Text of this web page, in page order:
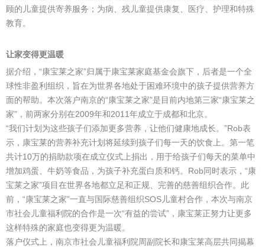
顾的儿童提供寄养服务；为病、残儿童提供康复、医疗、护理和特殊
教育。
让家变得更温暖
据介绍，“康宝莱之家”归属于康宝莱家庭基金会旗下，后者是一个全
球性非盈利组织，旨在为世界各地处于困难环境中的孩子提供营养方
面的帮助。本次落户南京的“康宝莱之家”是目前内地第三家“康宝莱之
家”，前两家分别在2009年和2011年成立于成都和北京。
“我们计划为这些孩子们添加更多营养，让他们健康地成长。”Rob表
示，康宝莱的营养补充计划将延续到孩子们每一天的饮食上。第一笔
共计10万的捐助款项在成立仪式上捐出，用于给孩子们每天的菜单中
增加鸡蛋、牛奶等食品，为孩子补充蛋白质和钙。Rob同时表示，“康
宝莱之家”项目在世界各地都立足和正规、完善的慈善组织合作。此
前，“康宝莱之家”一直与国际慈善组织SOS儿童村合作，本次与南京
市社会儿童福利院的合作是一次“有益的尝试”，康宝莱正努力让更多
这样特殊的家庭也变得更为温暖。
落户仪式上，南京市社会儿童福利院周副院长和康宝莱高层共同揭幕